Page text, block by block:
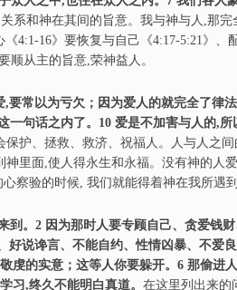
系和神在其间的旨意。我与神与人,那
4:1-16》要恢复与自己《4:17-5:21》、
从主的旨意,荣神益人。
,要常以为亏欠；因为爱人的就完全了律
句话之内了。10 爱是不加害与人的,所
护、拯救、救济、祝福人。人与人之
里面,使人得永生和永福。没有神的人
察验的时候, 我们就能得着神在我所遇到
到。2 因为那时人要专顾自己、贪爱钱
好说谗言、不能自约、性情凶暴、不爱
虔的实意；这等人你要躲开。6 那偷进
习,终久不能明白真道。 在这里列出来的